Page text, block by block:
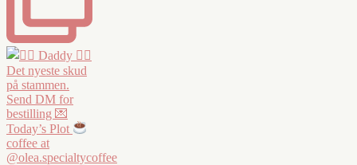
Today’s Plot
coffee at
@olea.specialtycoffee